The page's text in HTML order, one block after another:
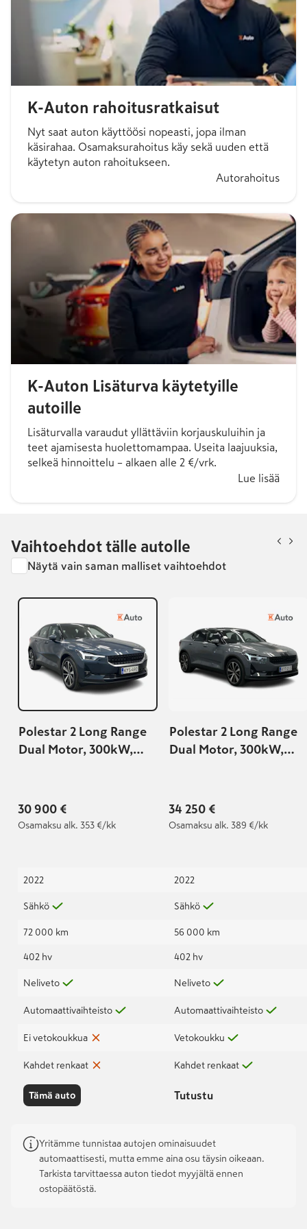
K-Auton rahoitusratkaisut
Nyt saat auton käyttöösi nopeasti, jopa ilman
käsirahaa. Osamaksurahoitus käy sekä uuden että
käytetyn auton rahoitukseen.
Autorahoitus
K-Auton Lisäturva käytetyille
autoille
Lisäturvalla varaudut yllättäviin korjauskuluihin ja
teet ajamisesta huolettomampaa. Useita laajuuksia,
selkeä hinnoittelu – alkaen alle 2 €/vrk.
Lue lisää
Vaihtoehdot tälle autolle
Näytä vain saman malliset vaihtoehdot
Polestar 2 Long Range
Dual Motor, 300kW,
30 900 €
Osamaksu alk. 353 €/kk
2022
Sähkö
72 000 km
402 hv
Neliveto
Automaattivaihteisto
Ei vetokoukkua
Kahdet renkaat
Tämä auto
Polestar 2 Long Range
Dual Motor, 300kW,
34 250 €
Osamaksu alk. 389 €/kk
2022
Sähkö
56 000 km
402 hv
Neliveto
Automaattivaihteisto
Vetokoukku
Kahdet renkaat
Tutustu
Yritämme tunnistaa autojen ominaisuudet
automaattisesti, mutta emme aina osu täysin oikeaan.
Tarkista tarvittaessa auton tiedot myyjältä ennen
ostopäätöstä.